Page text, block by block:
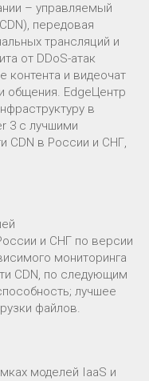
– управляемый
передовая
трансляций и
от DDoS-атак
контента и видеочат
общения. EdgeЦентр
в
3 с лучшими
CDN в России и СНГ,
и СНГ по версии
мониторинга
CDN, по следующим
лучшее
файлов.
моделей IaaS и